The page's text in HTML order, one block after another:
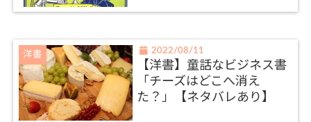
洋書 2022/08/11
【洋書】童話なビジネス書
「チーズはどこへ消え
た？」【ネタバレあり】